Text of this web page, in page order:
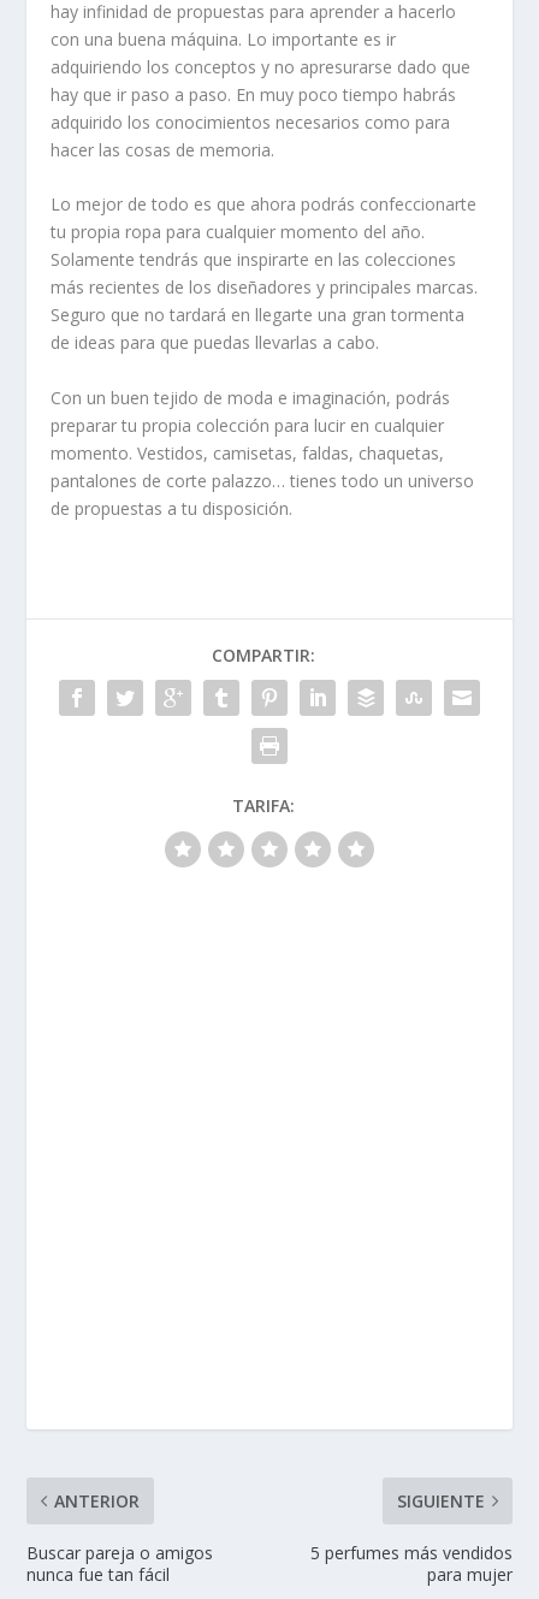
hay infinidad de propuestas para aprender a hacerlo
con una buena máquina. Lo importante es ir
adquiriendo los conceptos y no apresurarse dado que
hay que ir paso a paso. En muy poco tiempo habrás
adquirido los conocimientos necesarios como para
hacer las cosas de memoria.
Lo mejor de todo es que ahora podrás confeccionarte
tu propia ropa para cualquier momento del año.
Solamente tendrás que inspirarte en las colecciones
más recientes de los diseñadores y principales marcas.
Seguro que no tardará en llegarte una gran tormenta
de ideas para que puedas llevarlas a cabo.
Con un buen tejido de moda e imaginación, podrás
preparar tu propia colección para lucir en cualquier
momento. Vestidos, camisetas, faldas, chaquetas,
pantalones de corte palazzo… tienes todo un universo
de propuestas a tu disposición.
COMPARTIR:
TARIFA:
ANTERIOR
Buscar pareja o amigos
nunca fue tan fácil
SIGUIENTE
5 perfumes más vendidos
para mujer